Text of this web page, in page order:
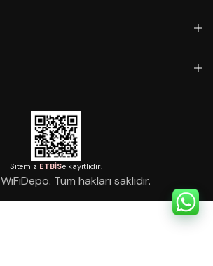
Sitemiz ETBİS'e kayıtlıdır.
WiFiDepo. Tüm hakları saklıdır.